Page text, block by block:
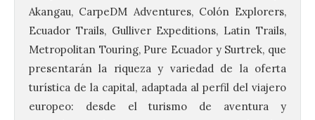
Akangau, CarpeDM Adventures, Colón Explorers,
Ecuador Trails, Gulliver Expeditions, Latin Trails,
Metropolitan Touring, Pure Ecuador y Surtrek, que
presentarán la riqueza y variedad de la oferta
turística de la capital, adaptada al perfil del viajero
europeo: desde el turismo de aventura y